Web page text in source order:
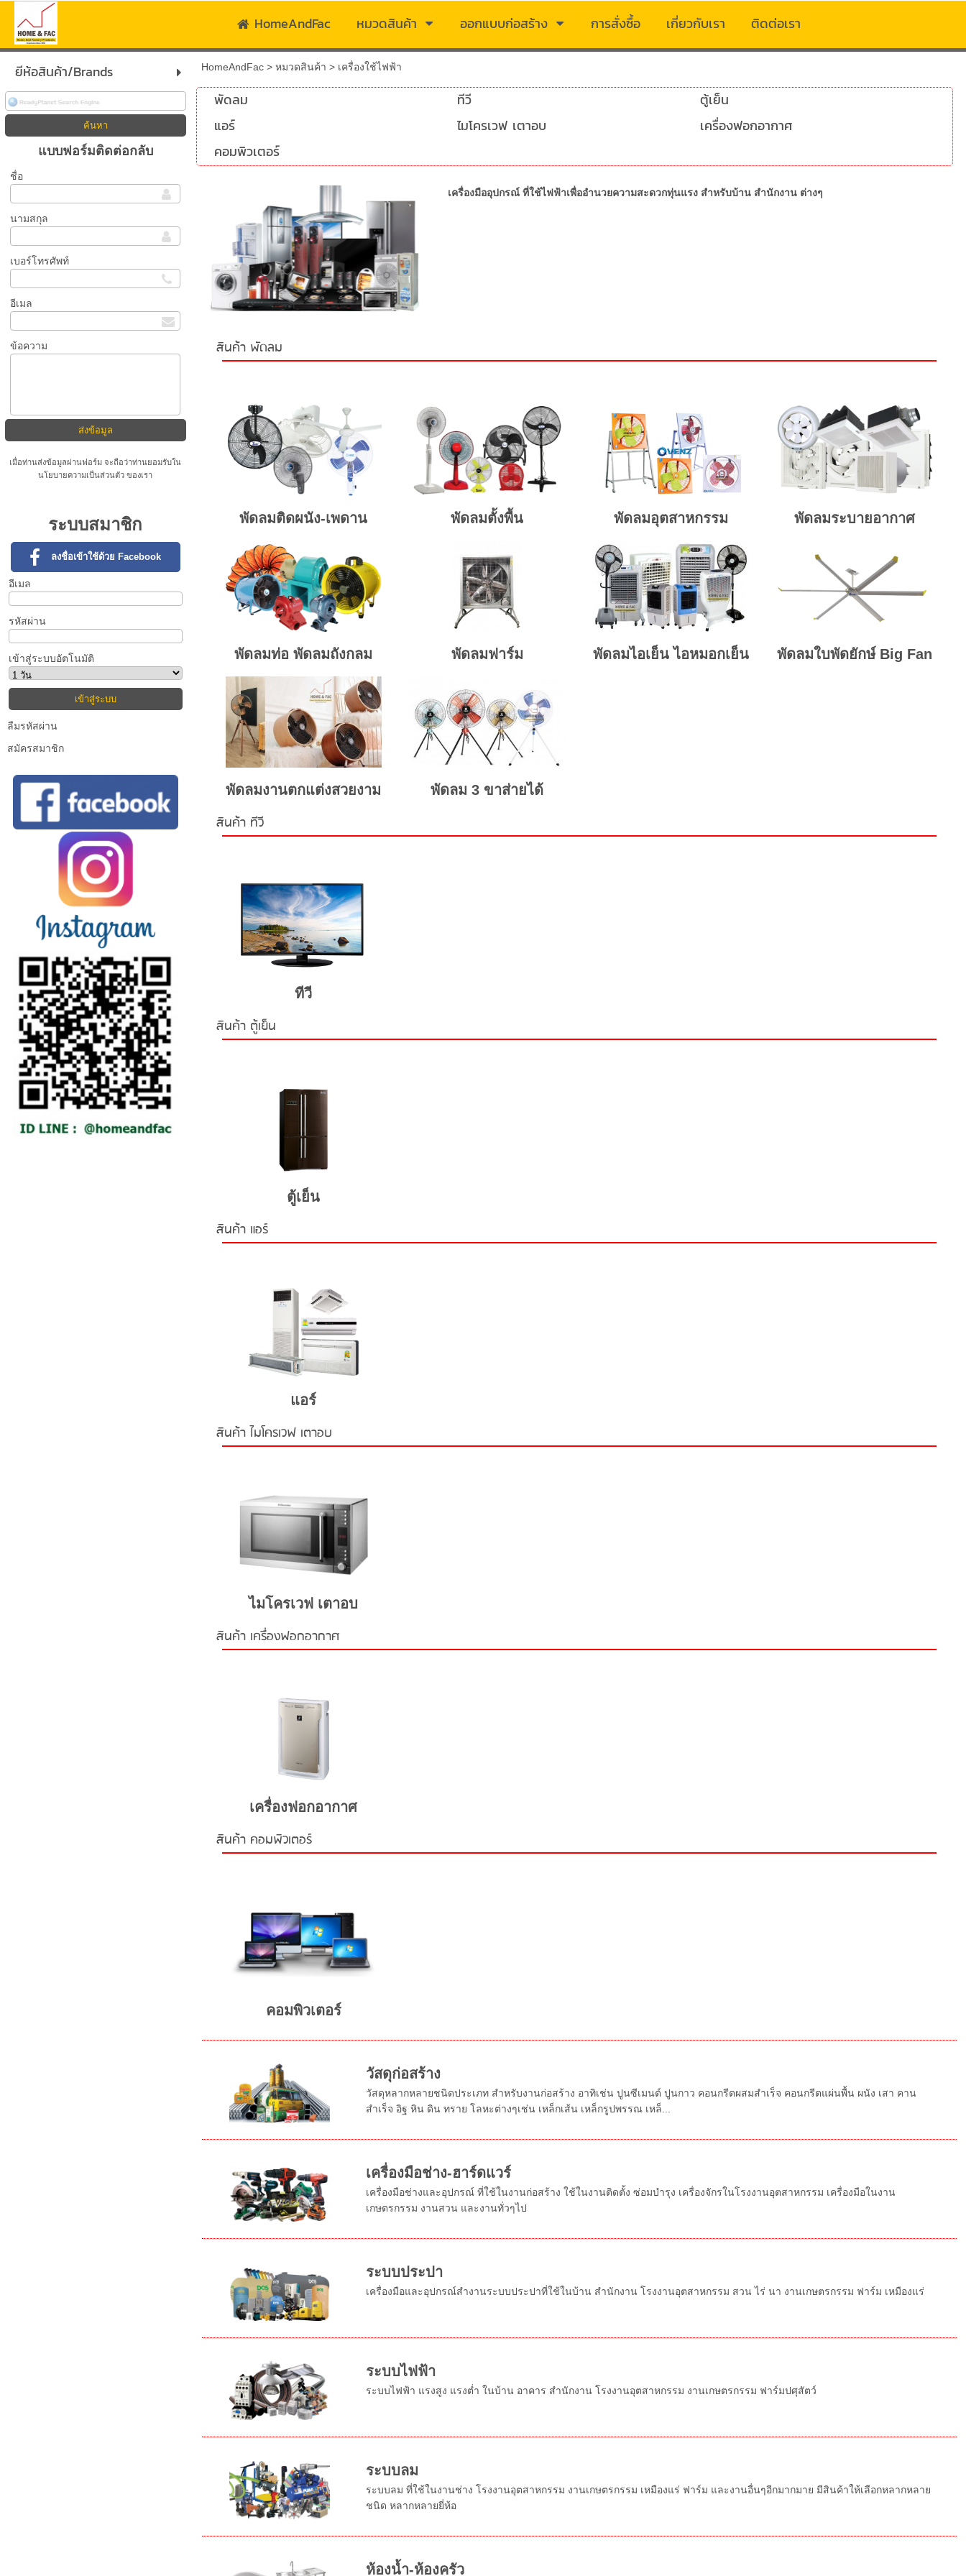
HomeAndFac หมวดสินค้า ออกแบบก่อสร้าง การสั่งซื้อ เกี่ยวกับเรา ติดต่อเรา
ยีห้อสินค้า/Brands
แบบฟอร์มติดต่อกลับ
ชื่อ
นามสกุล
เบอร์โทรศัพท์
อีเมล
ข้อความ
เมื่อท่านส่งข้อมูลผ่านฟอร์ม จะถือว่าท่านยอมรับใน
นโยบายความเป็นส่วนตัวของเรา
ระบบสมาชิก
ลงชื่อเข้าใช้ด้วย Facebook
อีเมล
รหัสผ่าน
เข้าสู่ระบบอัตโนมัติ
ลืมรหัสผ่าน
สมัครสมาชิก
HomeAndFac> หมวดสินค้า > เครื่องใช้ไฟฟ้า
พัดลม ทีวี
ตู้เย็น
แอร์
ไมโครเวฟ เตาอบ
เครื่องฟอกอากาศ
คอมพิวเตอร์
เครื่องมืออุปกรณ์ ที่ใช้ไฟฟ้าเพื่ออำนวยความสะดวกทุ่นแรง สำหรับบ้าน สำนักงาน ต่างๆ
สินค้า พัดลม
พัดลมติดผนัง-เพดาน พัดลมตั้งพื้น พัดลมอุตสาหกรรม พัดลมระบายอากาศ
พัดลมท่อ พัดลมถังกลม พัดลมฟาร์ม พัดลมไอเย็น ไอหมอกเย็น พัดลมใบพัดยักษ์ Big Fan
พัดลมงานตกแต่งสวยงาม พัดลม 3 ขาส่ายได้
สินค้า ทีวี
ทีวี
สินค้า ตู้เย็น
ตู้เย็น
สินค้า แอร์
แอร์
สินค้า ไมโครเวฟ เตาอบ
ไมโครเวฟ เตาอบ
สินค้า เครื่องฟอกอากาศ
เครื่องฟอกอากาศ
สินค้า คอมพิวเตอร์
คอมพิวเตอร์
วัสดุก่อสร้าง
วัสดุหลากหลายชนิดประเภท สำหรับงานก่อสร้าง อาทิเช่น ปูนซีเมนต์ ปูนกาว คอนกรีตผสมสำเร็จ คอนกรีตแผ่นพื้น ผนัง เสา คาน
สำเร็จ อิฐ หิน ดิน ทราย โลหะต่างๆเช่น เหล็กเส้น เหล็กรูปพรรณ เหล็...
เครื่องมือช่าง-ฮาร์ดแวร์
เครื่องมือช่างและอุปกรณ์ ที่ใช้ในงานก่อสร้าง ใช้ในงานติดตั้ง ซ่อมบำรุง เครื่องจักรในโรงงานอุตสาหกรรม เครื่องมือในงาน
เกษตรกรรม งานสวน และงานทั่วๆไป
ระบบประปา
เครื่องมือและอุปกรณ์สำงานระบบประปาที่ใช้ในบ้าน สำนักงาน โรงงานอุตสาหกรรม สวน ไร่ นา งานเกษตรกรรม ฟาร์ม เหมืองแร่
ระบบไฟฟ้า
ระบบไฟฟ้า แรงสูง แรงต่ำ ในบ้าน อาคาร สำนักงาน โรงงานอุตสาหกรรม งานเกษตรกรรม ฟาร์มปศุสัตว์
ระบบลม
ระบบลม ที่ใช้ในงานช่าง โรงงานอุตสาหกรรม งานเกษตรกรรม เหมืองแร่ ฟาร์ม และงานอื่นๆอีกมากมาย มีสินค้าให้เลือกหลากหลาย
ชนิด หลากหลายยี่ห้อ
ห้องน้ำ-ห้องครัว